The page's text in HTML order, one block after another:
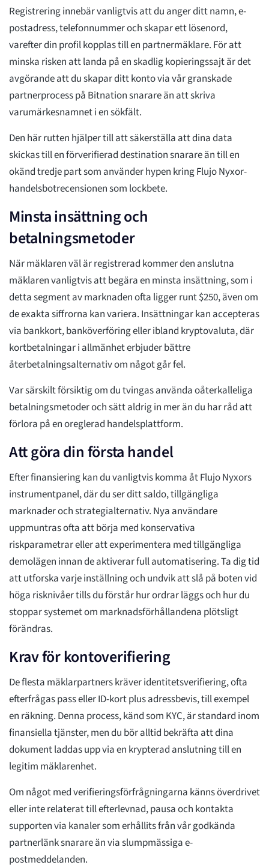
Registrering innebär vanligtvis att du anger ditt namn, e-
postadress, telefonnummer och skapar ett lösenord,
varefter din profil kopplas till en partnermäklare. För att
minska risken att landa på en skadlig kopieringssajt är det
avgörande att du skapar ditt konto via vår granskade
partnerprocess på Bitnation snarare än att skriva
varumärkesnamnet i en sökfält.
Den här rutten hjälper till att säkerställa att dina data
skickas till en förverifierad destination snarare än till en
okänd tredje part som använder hypen kring Flujo Nyxor-
handelsbotrecensionen som lockbete.
Minsta insättning och
betalningsmetoder
När mäklaren väl är registrerad kommer den anslutna
mäklaren vanligtvis att begära en minsta insättning, som i
detta segment av marknaden ofta ligger runt $250, även om
de exakta siffrorna kan variera. Insättningar kan accepteras
via bankkort, banköverföring eller ibland kryptovaluta, där
kortbetalningar i allmänhet erbjuder bättre
återbetalningsalternativ om något går fel.
Var särskilt försiktig om du tvingas använda oåterkalleliga
betalningsmetoder och sätt aldrig in mer än du har råd att
förlora på en oreglerad handelsplattform.
Att göra din första handel
Efter finansiering kan du vanligtvis komma åt Flujo Nyxors
instrumentpanel, där du ser ditt saldo, tillgängliga
marknader och strategialternativ. Nya användare
uppmuntras ofta att börja med konservativa
riskparametrar eller att experimentera med tillgängliga
demolägen innan de aktiverar full automatisering. Ta dig tid
att utforska varje inställning och undvik att slå på boten vid
höga risknivåer tills du förstår hur ordrar läggs och hur du
stoppar systemet om marknadsförhållandena plötsligt
förändras.
Krav för kontoverifiering
De flesta mäklarpartners kräver identitetsverifiering, ofta
efterfrågas pass eller ID-kort plus adressbevis, till exempel
en räkning. Denna process, känd som KYC, är standard inom
finansiella tjänster, men du bör alltid bekräfta att dina
dokument laddas upp via en krypterad anslutning till en
legitim mäklarenhet.
Om något med verifieringsförfrågningarna känns överdrivet
eller inte relaterat till efterlevnad, pausa och kontakta
supporten via kanaler som erhållits från vår godkända
partnerlänk snarare än via slumpmässiga e-
postmeddelanden.